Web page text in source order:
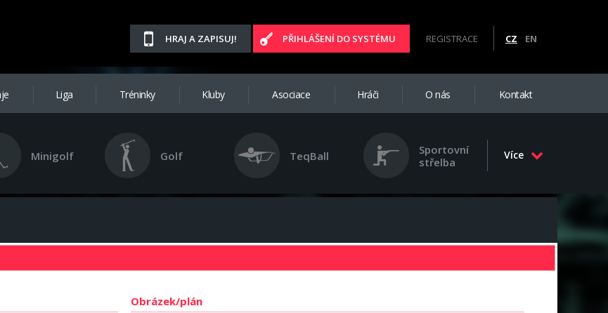
HRAJ A ZAPISUJ! PŘIHLÁŠENÍ DO SYSTÉMU REGISTRACE CZ EN
Liga Tréninky Kluby Asociace Hráči O nás Kontakt
Minigolf Golf TeqBall
Sportovní
střelba
Více
Obrázek/plán